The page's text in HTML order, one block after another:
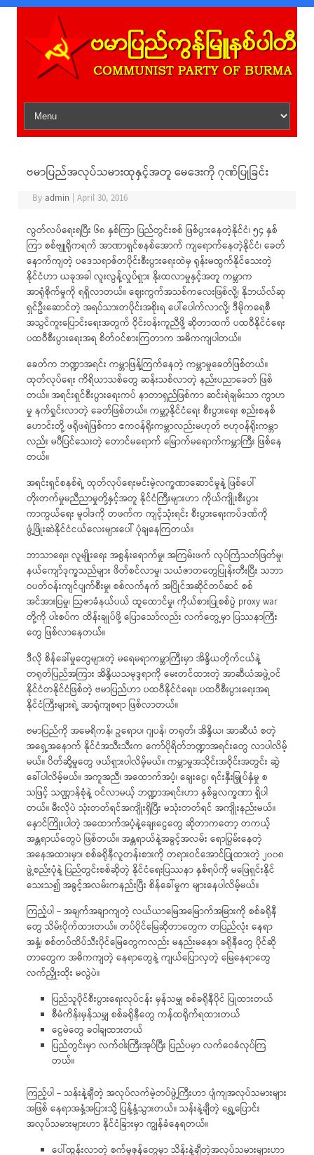
Skip to content
ဗမာပြည်အလုပ်သမားထုနှင့်အတူ မေဒေးကို ဂုဏ်ပြုခြင်း
Byadmin April 30, 2016
လွတ်လပ်ရေးရပြီး ၆၈ နှစ်ကြာ ပြည်တွင်းစစ် ဖြစ်ပွားနေတဲ့နိုင်ငံ၊ ၅၄ နှစ်
ကြာ စစ်ဗျူရိုကရက် အာဏာရှင်စနစ်အောက် ကျရောက်နေတဲ့နိုင်ငံ၊ ခေတ်
နောက်ကျတဲ့ ပဒေသရာဇ်တပိုင်းစီးပွားရေးထဲမှ ရုန်းမထွက်နိုင်သေးတဲ့
နိုင်ငံဟာ ယခုအခါ လူးလွန့်လှုပ်ရှား နိုးထလာမှုနှင့်အတူ ကမ္ဘာက
အာရုံစိုက်မှုကို ရရှိလာတယ်။ ဈေးကွက်အသစ်ကလေးဖြစ်လို့၊ နိုဘယ်လ်ဆု
ရှင်ဦးဆောင်တဲ့ အရပ်သားတပိုင်းအစိုးရ ပေါ်ပေါက်လာလို့၊ ဒီမိုကရေစီ
အသွင်ကူးပြောင်းရေးအတွက် ဝိုင်းဝန်းကူညီဖို့ ဆိုတာထက် ပထဝီနိုင်ငံရေး
ပထဝီစီးပွားရေးအရ စိတ်ဝင်စားကြတာက အဓိကကျပါတယ်။
ခေတ်က ဘဏ္ဍာအရင်း ကမ္ဘာဖြန့်ကြက်နေတဲ့ ကမ္ဘာမှုခေတ်ဖြစ်တယ်။
ထုတ်လုပ်ရေး ကိရိယာသစ်တွေ ဆန်းသစ်လာတဲ့ နည်းပညာခေတ် ဖြစ်
တယ်။ အရင်းရှင်စီးပွားရေးကပ် နာတာရှည်ဖြစ်ကာ ဆင်းရဲချမ်းသာ ကွာဟ
မှု နက်ရှုင်းလာတဲ့ ခေတ်ဖြစ်တယ်။ ကမ္ဘာ့နိုင်ငံရေး စီးပွားရေး စည်းစနစ်
ဟောင်းတို့ ဖရိုဖရဲဖြစ်ကာ ဧကဝန်ရိုးကမ္ဘာလည်းမဟုတ် ဗဟုဝန်ရိုးကမ္ဘာ
လည်း မပီပြင်သေးတဲ့ တောင်မရောက် မြောက်မရောက်ကမ္ဘာကြီး ဖြစ်နေ
တယ်။
အရင်းရှင်စနစ်ရဲ့ ထုတ်လုပ်ရေးမင်းမဲ့လက္ခဏာဆောင်မှုနဲ့ ဖြစ်ပေါ်
တိုးတက်မှုမညီညာမှုတို့နှင့်အတူ နိုင်ငံကြီးများဟာ ကိုယ်ကျိုးစီးပွား
ကာကွယ်ရေး မူဝါဒကို တဖက်က ကျင့်သုံးရင်း စီးပွားရေးကပ်ဒဏ်ကို
ဖွံ့ဖြိုးဆဲနိုင်ငံငယ်လေးများပေါ် ပုံချနေကြတယ်။
ဘာသာရေး၊ လူမျိုးရေး အစွန်းရောက်မှု၊ အကြမ်းဖက် လုပ်ကြံသတ်ဖြတ်မှု၊
နယ်ကျော်ဒုက္ခသည်များ ဖိတ်စင်လာမှု၊ သယံဇာတတွေပြုန်းတီးပြီး သဘာ
ဝပတ်ဝန်းကျင်ပျက်စီးမှု၊ စစ်လက်နက် အပြိုင်အဆိုင်တပ်ဆင် စစ်
အင်အားပြမှု၊ ဩဇာခံနယ်ပယ် ထူထောင်မှု၊ ကိုယ်စားပြုစစ်ပွဲ proxy war
တို့ကို ပါးစပ်က ထိန်းချုပ်ဖို့ ပြောသော်လည်း လက်တွေ့မှာ ပြဿနာကြီး
တွေ ဖြစ်လာနေတယ်။
ဒီလို စိန်ခေါ်မှုတွေများတဲ့ မရေမရာကမ္ဘာကြီးမှာ အိန္ဒိယတိုက်ငယ်နဲ့
တရုတ်ပြည်အကြား အိန္ဒိယသမုဒ္ဒရာကို မေးတင်ထားတဲ့ အာဆီယံအဖွဲ့ဝင်
နိုင်ငံတနိုင်ငံဖြစ်တဲ့ ဗမာပြည်ဟာ ပထဝီနိုင်ငံရေး၊ ပထဝီစီးပွားရေးအရ
နိုင်ငံကြီးများရဲ့ အာရုံကျစရာ ဖြစ်လာတယ်။
ဗမာပြည်ကို အမေရိကန်၊ ဥရောပ၊ ဂျပန်၊ တရုတ်၊ အိန္ဒိယ၊ အာဆီယံ စတဲ့
အရှေ့အနောက် နိုင်ငံအသီးသီးက ကော်ပိုရိတ်ဘဏ္ဍာအရင်းတွေ လာပါလိမ့်
မယ်။ ပိတ်ဆို့မှုတွေ ဖယ်ရှားပါလိမ့်မယ်။ ကမ္ဘာမှုအသိုင်းအဝိုင်းအတွင်း ဆွဲ
ခေါ်ပါလိမ့်မယ်။ အကူအညီ၊ အထောက်အပံ့၊ ချေးငွေ၊ ရင်းနှီးမြှုပ်နှံမှု စ
သဖြင့် သဏ္ဌာန်စုံနဲ့ ဝင်လာမယ့် ဘဏ္ဍာအရင်းဟာ နှစ်ခွလက္ခဏာ ရှိပါ
တယ်။ မီးလိုပဲ သုံးတတ်ရင်အကျိုးရှိပြီး မသုံးတတ်ရင် အကျိုးနည်းမယ်။
နှောင်ကြိုးပါတဲ့ အထောက်အပံ့နဲ့ချေးငွေတွေ ဆိုတာကတော့ တကယ့်
အန္တရာယ်တွေပဲ ဖြစ်တယ်။ အန္တရာယ်နဲ့အခွင့်အလမ်း ရောပြွမ်းနေတဲ့
အနေအထားမှာ၊ စစ်ခရိုနီလူတန်းစားကို တရားဝင်အောင်ပြုထားတဲ့ ၂၀၀၈
ဖွဲ့စည်းပုံနဲ့ ပြည်တွင်းစစ်ဆိုတဲ့ နိုင်ငံရေးပြဿနာ နှစ်ရပ်ကို မဖြေရှင်းနိုင်
သေးသ၍ အခွင့်အလမ်းကနည်းပြီး စိန်ခေါ်မှုက များနေပါလိမ့်မယ်။
ကြည့်ပါ – အချက်အချာကျတဲ့ လယ်ယာမြေအမြောက်အမြားကို စစ်ခရိုနီ
တွေ သိမ်းပိုက်ထားတယ်။ တပ်ပိုင်မြေဆိုတာတွေက တပြည်လုံး နေရာ
အနှံ့၊ စစ်တပ်ထိပ်သီးပိုင်မြေတွေကလည်း မနည်းမနော၊ ခရိုနီတွေ ပိုင်ဆို
တာတွေက အဓိကကျတဲ့ နေရာတွေနဲ့ ကျယ်ပြောလှတဲ့ မြေနေရာတွေ
လက်ညှိုးထိုး မလွဲပဲ။
ပြည်သူပိုင်စီးပွားရေးလုပ်ငန်း မှန်သမျှ စစ်ခရိုနီပိုင် ပြုထားတယ်
စီမံကိန်းမှန်သမျှ စစ်ခရိုနီတွေ ကန်ထရိုက်ရထားတယ်
ငွေမဲတွေ ခဝါချထားတယ်
ပြည်တွင်းမှာ လက်ဝါးကြီးအုပ်ပြီး ပြည်ပမှာ လက်ဝေခံလုပ်ကြ
တယ်။
ကြည့်ပါ – သန်းနဲ့ချီတဲ့ အလုပ်လက်မဲ့တပ်ဖွဲ့ကြီးဟာ ပျံကျအလုပ်သမားများ
အဖြစ် နေရာအနှံ့အပြားသို့ ပြန့်နှံ့သွားတယ်။ သန်းနဲ့ချီတဲ့ ရွှေ့ပြောင်း
အလုပ်သမားများဟာ နိုင်ငံခြားမှာ ကျွန်ခံနေရတယ်။
ပေါ်ထွန်းလာတဲ့ စက်မှုဇုန်တွေမှာ သိန်းနဲ့ချီတဲ့အလုပ်သမားများဟာ